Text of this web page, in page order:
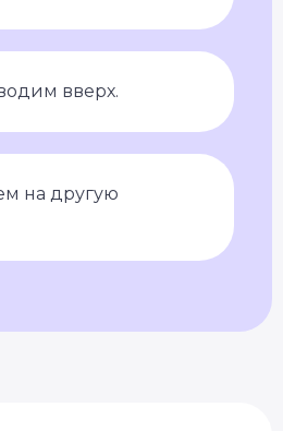
вверх.
на другую